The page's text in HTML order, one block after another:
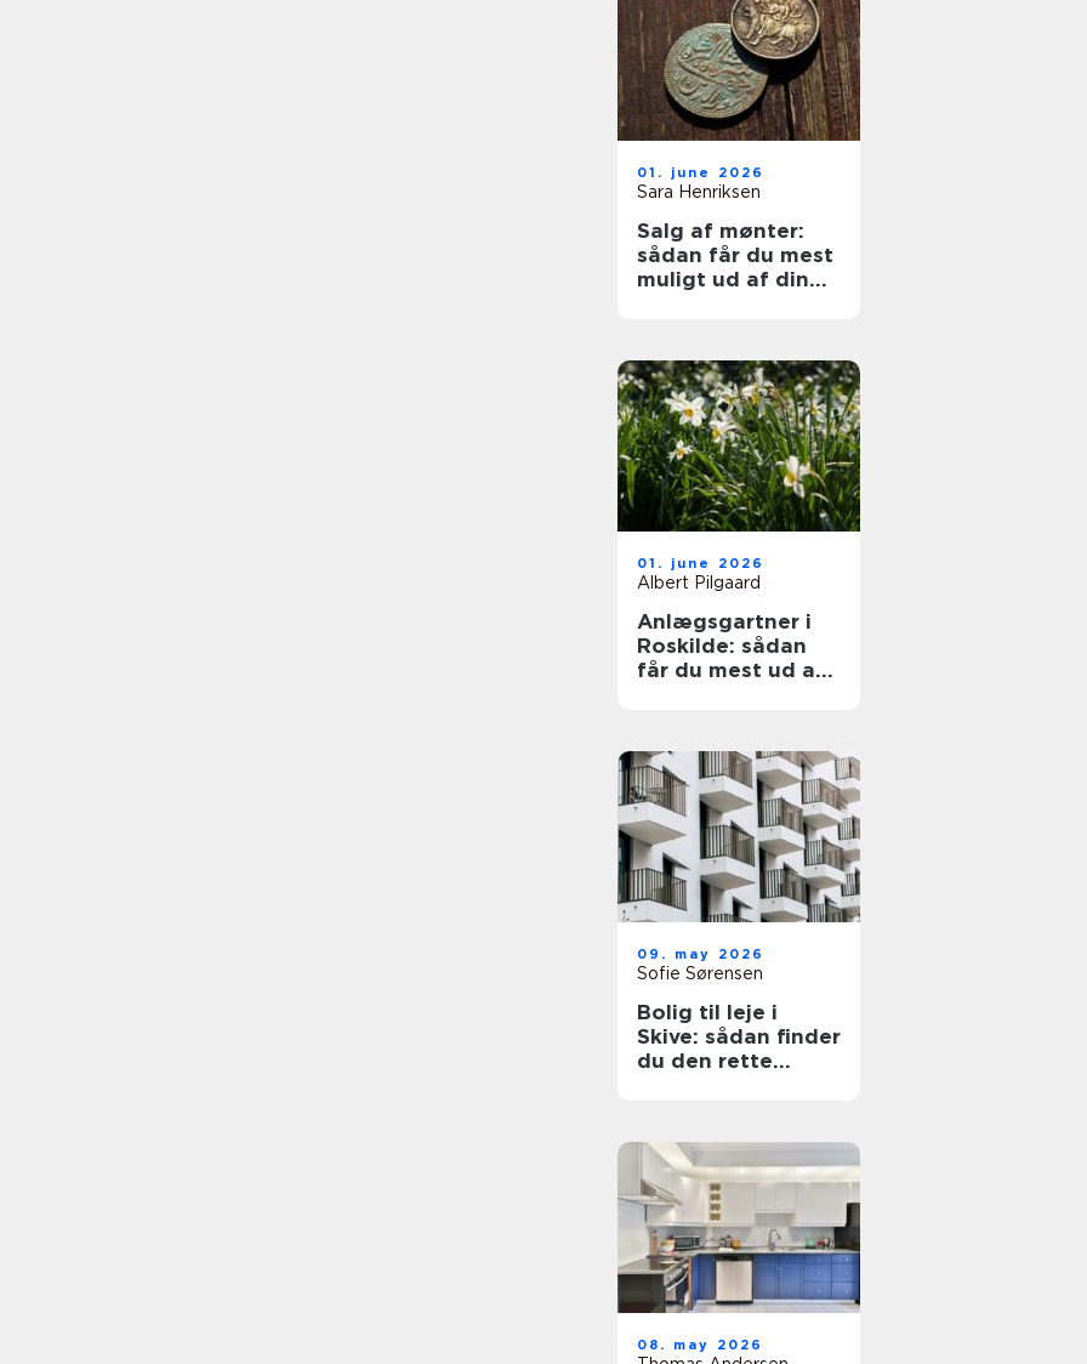
01. june 2026
Sara Henriksen
Salg af mønter:
sådan får du mest
muligt ud af din
01. june 2026
Albert Pilgaard
Anlægsgartner i
Roskilde: sådan
får du mest ud af
09. may 2026
Sofie Sørensen
Bolig til leje i
Skive: sådan finder
du den rette
08. may 2026